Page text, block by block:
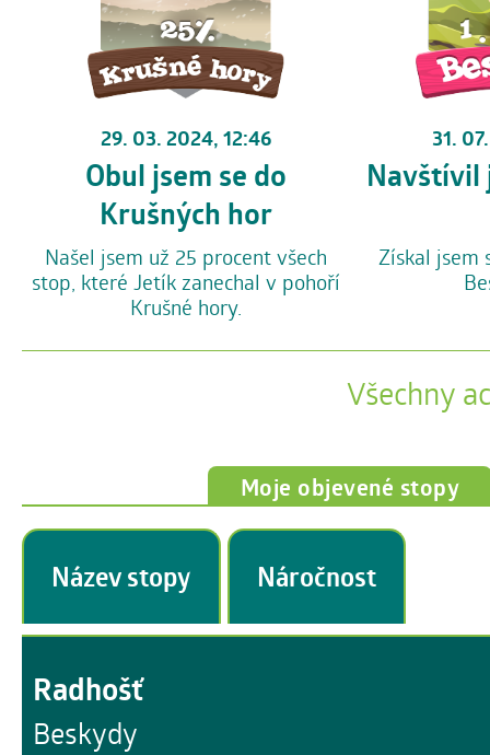
29. 03. 2024, 12:46
Obul jsem se do
Krušných hor
Našel jsem už 25 procent všech
stop, které Jetík zanechal v pohoří
Krušné hory.
31.
Navštívil
Získal jsem
Všechny
Moje objevené stopy
Název stopy Náročnost
Radhošť
Beskydy